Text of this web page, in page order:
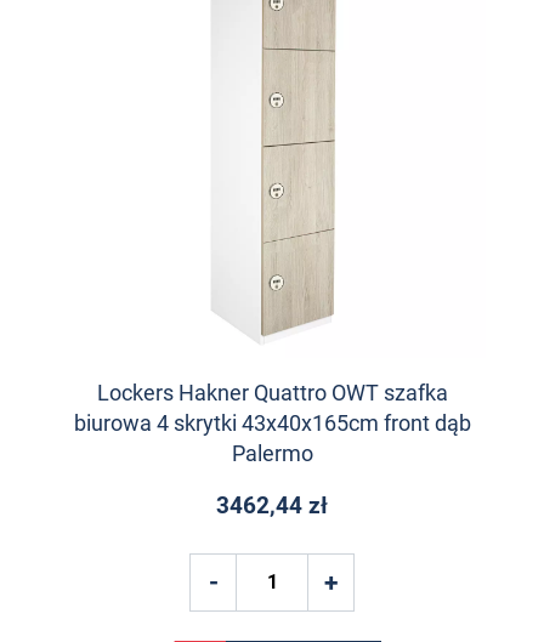
Lockers Hakner Quattro OWT szafka
biurowa 4 skrytki 43x40x165cm front dąb
Palermo
3462,44 zł